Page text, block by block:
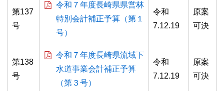
第137
号
令和７年度長崎県県営林
特別会計補正予算（第１
号）
令和
7.12.19
原案
可決
第138
号
令和７年度長崎県流域下
水道事業会計補正予算
（第３号）
令和
7.12.19
原案
可決